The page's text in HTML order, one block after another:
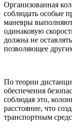
Организованная
соблюдать особые
маневры
одинаковую
должна не
позволяющее
По теории
обеспечения
соблюдая это,
расстояние, что
транспортным